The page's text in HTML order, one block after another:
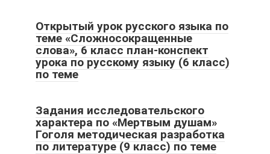
Открытый урок русского языка по
теме «Сложносокращенные
слова», 6 класс план-конспект
урока по русскому языку (6 класс)
по теме
Задания исследовательского
характера по «Мертвым душам»
Гоголя методическая разработка
по литературе (9 класс) по теме